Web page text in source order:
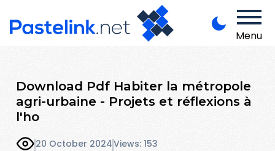
Menu
Download Pdf Habiter la métropole
agri-urbaine - Projets et réflexions à
l'ho
20 October 2024Views: 153